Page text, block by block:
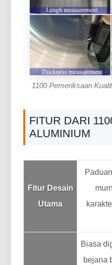
1100 Pemeriksaan
FITUR DARI
ALUMINIUM
Fitur Desain
Utama
Biasa
bejana